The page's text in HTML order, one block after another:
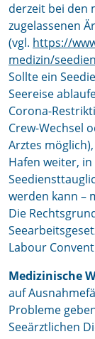
derzeit bei den
zugelassenen
(vgl. https://
medizin/
Sollte ein
Seereise
Corona-
Crew-Wechsel
Arztes
Hafen weiter,
werden kann –
Die
Labour
Medizinische
auf
Probleme
Seeärztlichen